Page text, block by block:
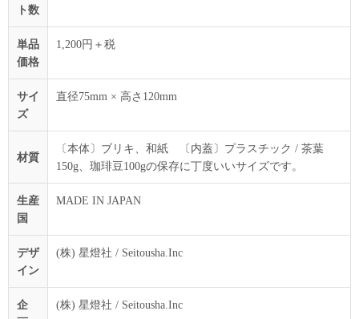
ト数
単品
価格
1,200円＋税
サイ
ズ
直径75mm × 高さ120mm
材質
〔本体〕ブリキ、和紙 〔内蓋〕プラスチック / 茶葉
150g、珈琲豆100gの保存に丁度いいサイズです。
生産
国
MADE IN JAPAN
デザ
イン
(株) 星燈社 / Seitousha.Inc
企
(株) 星燈社 / Seitousha.Inc